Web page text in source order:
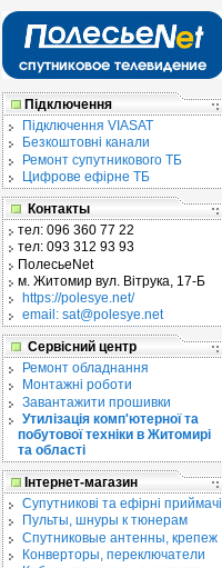
Підключення
Підключення VIASAT
Безкоштовні канали
Ремонт супутникового ТБ
Цифрове ефірне ТБ
Контакты
тел: 096 360 77 22
тел: 093 312 93 93
ПолесьеNet
м. Житомир вул. Вітрука, 17-Б
https://polesye.net/
email: sat@polesye.net
Сервісний центр
Ремонт обладнання
Монтажні роботи
Завантажити прошивки
Утилізація комп'ютерної та
побутової техніки в Житомирі
та області
Інтернет-магазин
Cупутникові та ефірні приймачі
Пульты, шнуры к тюнерам
Спутниковые антенны, крепеж
Конверторы, переключатели